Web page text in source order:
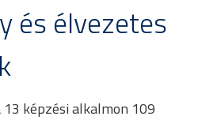
és élvezetes
képzési alkalmon 109